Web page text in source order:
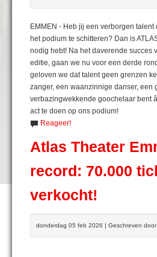
EMMEN - Heb jij een verborgen
het podium te schitteren? Dan is
nodig hebt! Na het daverende succes
editie, gaan we nu voor een derde
geloven we dat talent geen grenzen
zanger, een waanzinnige danser, een
verbazingwekkende goochelaar bent
act te doen op ons podium!
Reageer!
Atlas Theater
record: 70.000
verkocht!
donderdag 05 feb 2026 | Geschreven